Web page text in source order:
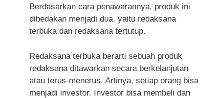
Berdasarkan cara penawarannya, produk ini
dibedakan menjadi dua, yaitu redaksana
terbuka dan redaksana tertutup.
Redaksana terbuka berarti sebuah produk
redaksana ditawarkan secara berkelanjutan
atau terus-menerus. Artinya, setiap orang bisa
menjadi investor. Investor bisa membeli dan